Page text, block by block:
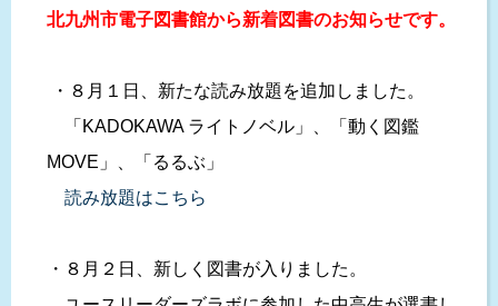
北九州市電子図書館から新着図書のお知らせです。
・８月１日、新たな読み放題を追加しました。
「KADOKAWA ライトノベル」、「動く図鑑
MOVE」、「るるぶ」
読み放題はこちら
・８月２日、新しく図書が入りました。